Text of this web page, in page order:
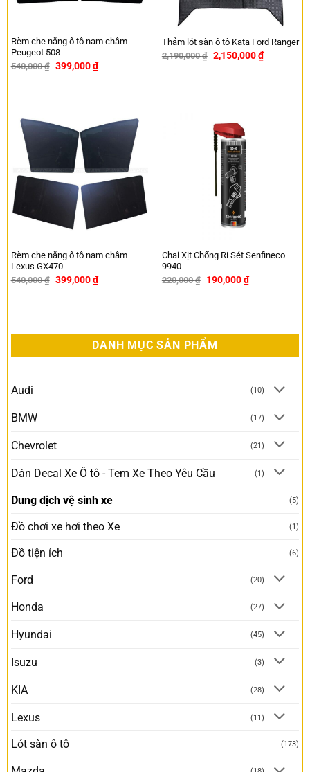
Rèm che nắng ô tô nam châm
Peugeot 508
540,000₫ 399,000₫
Thảm lót sàn ô tô Kata Ford Ranger
2,190,000₫ 2,150,000₫
Rèm che nắng ô tô nam châm
Lexus GX470
540,000₫ 399,000₫
Chai Xịt Chống Rỉ Sét Senfineco
9940
220,000₫ 190,000₫
DANH MỤC SẢN PHẨM
Audi (10)
BMW (17)
Chevrolet (21)
Dán Decal Xe Ô tô - Tem Xe Theo Yêu Cầu (1)
Dung dịch vệ sinh xe (5)
Đồ chơi xe hơi theo Xe (1)
Đồ tiện ích (6)
Ford (20)
Honda (27)
Hyundai (45)
Isuzu (3)
KIA (28)
Lexus (11)
Lót sàn ô tô (173)